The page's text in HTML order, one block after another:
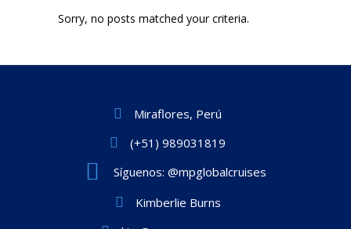
Sorry, no posts matched your criteria.
Miraflores, Perú
(+51) 989031819
Síguenos: @mpglobalcruises
Kimberlie Burns